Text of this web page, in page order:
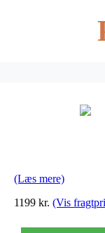
(Læs mere)
1199 kr. (Vis